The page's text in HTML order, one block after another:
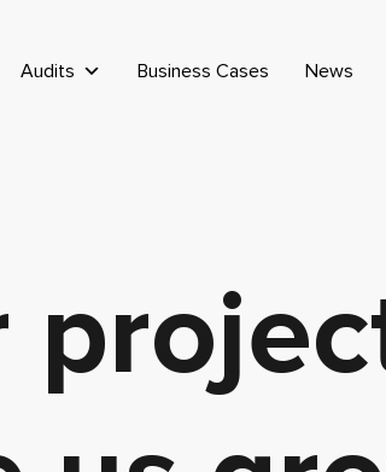
Audits Business Cases News